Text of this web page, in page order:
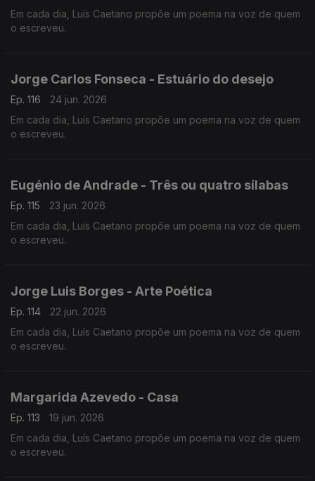
Em cada dia, Luís Caetano propõe um poema na voz de quem
o escreveu.
Jorge Carlos Fonseca - Estuário do desejo
Ep. 116
24 jun. 2026
Em cada dia, Luís Caetano propõe um poema na voz de quem
o escreveu.
Eugénio de Andrade - Três ou quatro sílabas
Ep. 115
23 jun. 2026
Em cada dia, Luís Caetano propõe um poema na voz de quem
o escreveu.
Jorge Luis Borges - Arte Poética
Ep. 114
22 jun. 2026
Em cada dia, Luís Caetano propõe um poema na voz de quem
o escreveu.
Margarida Azevedo - Casa
Ep. 113
19 jun. 2026
Em cada dia, Luís Caetano propõe um poema na voz de quem
o escreveu.